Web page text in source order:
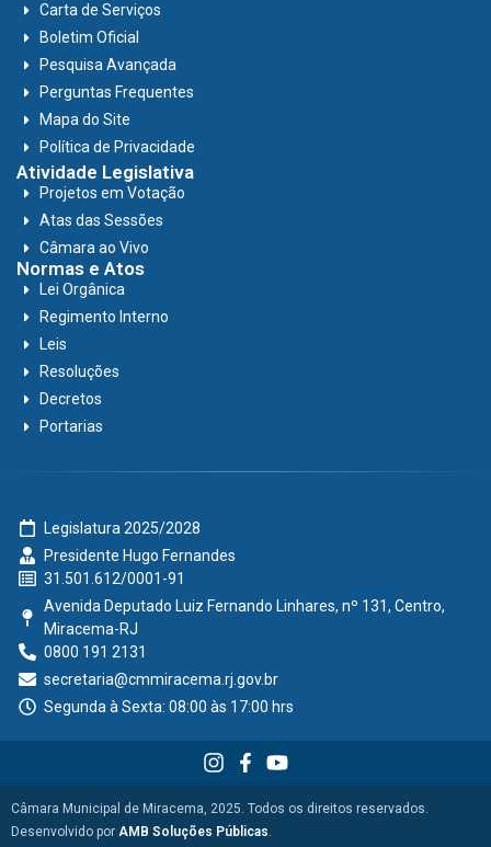
Carta de Serviços
Boletim Oficial
Pesquisa Avançada
Perguntas Frequentes
Mapa do Site
Política de Privacidade
Atividade Legislativa
Projetos em Votação
Atas das Sessões
Câmara ao Vivo
Normas e Atos
Lei Orgânica
Regimento Interno
Leis
Resoluções
Decretos
Portarias
Legislatura 2025/2028
Presidente Hugo Fernandes
31.501.612/0001-91
Avenida Deputado Luiz Fernando Linhares, nº 131, Centro,
Miracema-RJ
0800 191 2131
secretaria@cmmiracema.rj.gov.br
Segunda à Sexta: 08:00 às 17:00 hrs
Câmara Municipal de Miracema, 2025. Todos os direitos reservados.
Desenvolvido por AMB Soluções Públicas.